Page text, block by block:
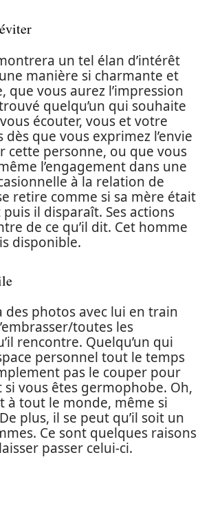
un tel élan d’intérêt
manière si charmante et
que vous aurez l’impression
quelqu’un qui souhaite
écouter, vous et votre
que vous exprimez l’envie
cette personne, ou que vous
l’engagement dans une
à la relation de
retire comme si sa mère était
il disparaît. Ses actions
de ce qu’il dit. Cet homme
disponible.
des photos avec lui en train
toutes les
rencontre. Quelqu’un qui
personnel tout le temps
pas le couper pour
si vous êtes germophobe. Oh,
à tout le monde, même si
plus, il se peut qu’il soit un
Ce sont quelques raisons
passer celui-ci.